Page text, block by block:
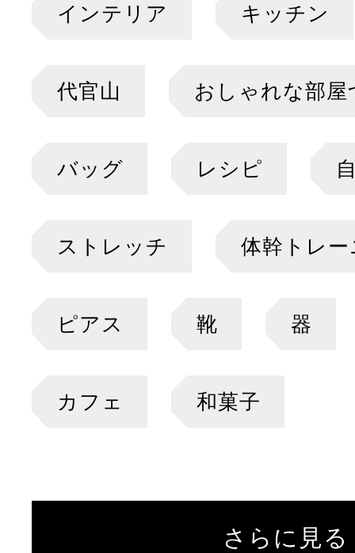
インテリア キッチン
代官山 おしゃれな部屋
バッグ レシピ
ストレッチ 体幹トレ
ピアス 靴 器
カフェ 和菓子
さらに見る